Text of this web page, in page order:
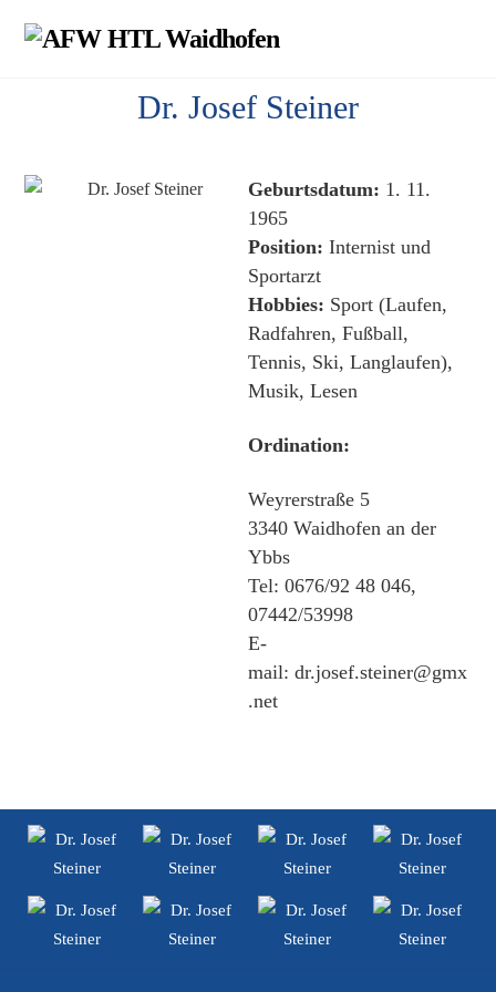
Dr. Josef Steiner
Geburtsdatum: 1. 11.
1965
Position: Internist und
Sportarzt
Hobbies: Sport (Laufen,
Radfahren, Fußball,
Tennis, Ski, Langlaufen),
Musik, Lesen
Ordination:
Weyrerstraße 5
3340 Waidhofen an der
Ybbs
Tel: 0676/92 48 046,
07442/53998
E-
mail: dr.josef.steiner@gmx
.net